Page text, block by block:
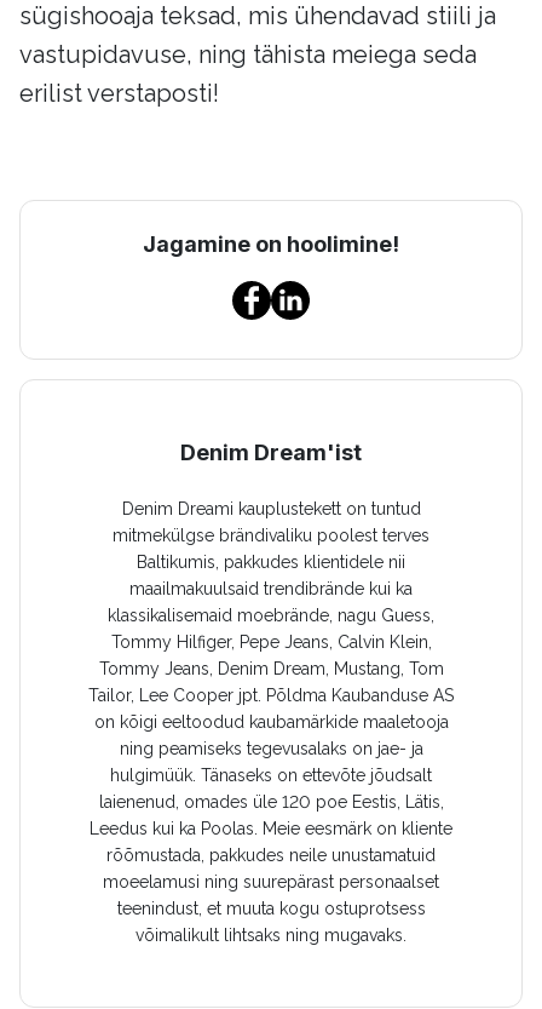
sügishooaja teksad, mis ühendavad stiili ja
vastupidavuse, ning tähista meiega seda
erilist verstaposti!
Jagamine on hoolimine!
Denim Dream'ist
Denim Dreami kauplustekett on tuntud
mitmekülgse brändivaliku poolest terves
Baltikumis, pakkudes klientidele nii
maailmakuulsaid trendibrände kui ka
klassikalisemaid moebrände, nagu Guess,
Tommy Hilfiger, Pepe Jeans, Calvin Klein,
Tommy Jeans, Denim Dream, Mustang, Tom
Tailor, Lee Cooper jpt. Põldma Kaubanduse AS
on kõigi eeltoodud kaubamärkide maaletooja
ning peamiseks tegevusalaks on jae- ja
hulgimüük. Tänaseks on ettevõte jõudsalt
laienenud, omades üle 120 poe Eestis, Lätis,
Leedus kui ka Poolas. Meie eesmärk on kliente
rõõmustada, pakkudes neile unustamatuid
moeelamusi ning suurepärast personaalset
teenindust, et muuta kogu ostuprotsess
võimalikult lihtsaks ning mugavaks.